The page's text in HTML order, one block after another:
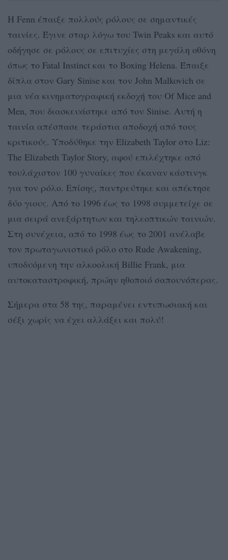
H Fenn έπαιξε πολλούς ρόλους σε σημαντικές
ταινίες. Έγινε σταρ λόγω του Twin Peaks και αυτό
οδήγησε σε ρόλους σε επιτυχίες στη μεγάλη οθόνη
όπως το Fatal Instinct και το Boxing Helena. Έπαιξε
δίπλα στον Gary Sinise και τον John Malkovich σε
μια νέα κινηματογραφική εκδοχή του Of Mice and
Men, που διασκευάστηκε από τον Sinise. Αυτή η
ταινία απέσπασε τεράστια αποδοχή από τους
κριτικούς. Υποδύθηκε την Elizabeth Taylor στο Liz:
The Elizabeth Taylor Story, αφού επιλέχτηκε από
τουλάχιστον 100 γυναίκες που έκαναν κάστινγκ
για τον ρόλο. Επίσης, παντρεύτηκε και απέκτησε
δύο γιους. Από το 1996 έως το 1998 συμμετείχε σε
μια σειρά ανεξάρτητων και τηλεοπτικών ταινιών.
Στη συνέχεια, από το 1998 έως το 2001 ανέλαβε
τον πρωταγωνιστικό ρόλο στο Rude Awakening,
υποδυόμενη την αλκοολική Billie Frank, μια
αυτοκαταστροφική, πρώην ηθοποιό σαπουνόπερας.
Σήμερα στα 58 της, παραμένει εντυπωσιακή και
σέξι χωρίς να έχει αλλάξει και πολύ!